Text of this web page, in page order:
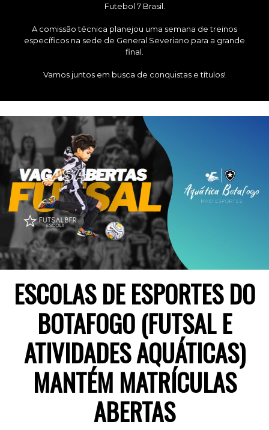
Futebol 7 Brasil.
A comissão técnica planejou uma semana de treinos
específicos na sede de General Severiano para a grande
final.
Vamos juntos em busca de conquistas e títulos!
ESCOLAS DE ESPORTES DO
BOTAFOGO (FUTSAL E
ATIVIDADES AQUÁTICAS)
MANTÉM MATRÍCULAS
ABERTAS